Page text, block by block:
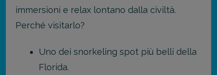
immersioni e relax lontano dalla civiltà.
Perché visitarlo?
Uno dei snorkeling spot più belli della
Florida.